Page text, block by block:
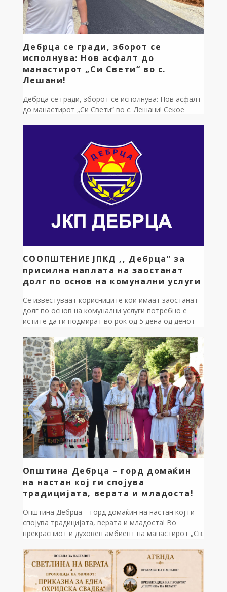
Дебрца се гради, зборот се
исполнува: Нов асфалт до
манастирот „Си Свети“ во с.
Лешани!
Дебрца се гради, зборот се исполнува: Нов асфалт
до манастирот „Си Свети“ во с. Лешани! Секое
започна токму од тука, а денешниот ден е доказ
дека дадениот збор пред вас не е празна флоскула,
туку моја најголема човечка и градоначалничка […]
СООПШТЕНИЕ ЈПКД ,, Дебрца” за
присилна наплата на заостанат
долг по основ на комунални услуги
Се известуваат корисниците кои имаат заостанат
долг по основ на комунални услуги потребно е
истите да ги подмират во рок од 5 дена од денот
обврките не бидат навремено регулирани, против
должниците ќе биде поведена постапка за
присилна наплата согласно важечките прописи. Ги
повикуваме должниците навремено да ги
регулираат […]
Општина Дебрца – горд домаќин
на настан кој ги спојува
традицијата, верата и младоста!
Општина Дебрца – горд домаќин на настан кој ги
спојува традицијата, верата и младоста! Во
прекрасниот и духовен амбиент на манастирот „Св.
бидеме домаќини на еден навистина исклучителен
настан. Се одржа свечена промоција и проекција на
филмот „Приказна за една охридска свадба“, како и
презентација на проектот […]